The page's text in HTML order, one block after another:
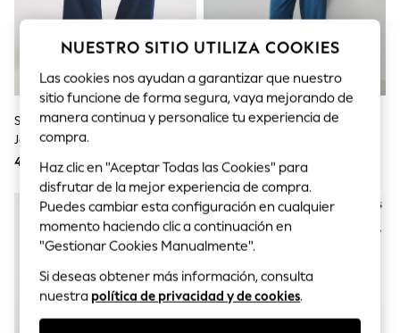
Trousers & Leggings
Bodysuits & Vests
Shirts & Blouses
Swimwear
Shorts & Skirts
Babygrows & Sleepsuits
Jeans
Jumpsuits & Playsuits
All Holiday Shop
Tops
Dresses
Shorts
Skirts
Sandals & Sliders
Rash Vests
Sun Hats & Caps
Shop All Footwear
Simply Be Wide Leg Weekender
Jeggings
40 €
Azul - Pantalones De Punto De
44 €
NUESTRO SITIO UTILIZA COOKIES
Las cookies nos ayudan a garantizar que nuestro
sitio funcione de forma segura, vaya mejorando de
manera continua y personalice tu experiencia de
compra.
Haz clic en "Aceptar Todas las Cookies" para
disfrutar de la mejor experiencia de compra.
Puedes cambiar esta configuración en cualquier
momento haciendo clic a continuación en
"Gestionar Cookies Manualmente".
Si deseas obtener más información, consulta
nuestra política de privacidad y de cookies.